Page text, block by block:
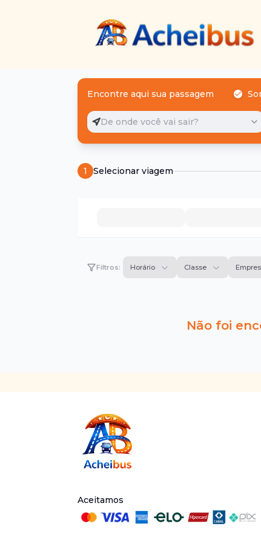
Encontre aqui sua passagem
De onde você vai sair?
1 Selecionar viagem
Filtros: Horário Classe
Não foi
Aceitamos